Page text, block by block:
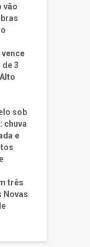
vão
3
sob
chuva
e
três
Novas